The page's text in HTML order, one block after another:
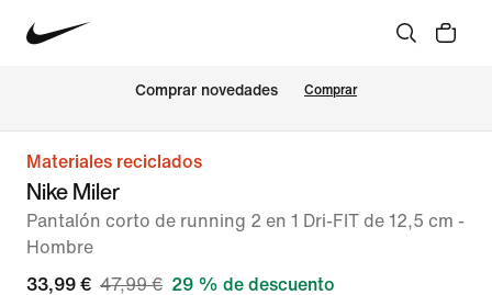
Comprar novedades Comprar
Materiales reciclados
Nike Miler
Pantalón corto de running 2 en 1 Dri-FIT de 12,5 cm -
Hombre
33,99 € 47,99 € 29 % de descuento